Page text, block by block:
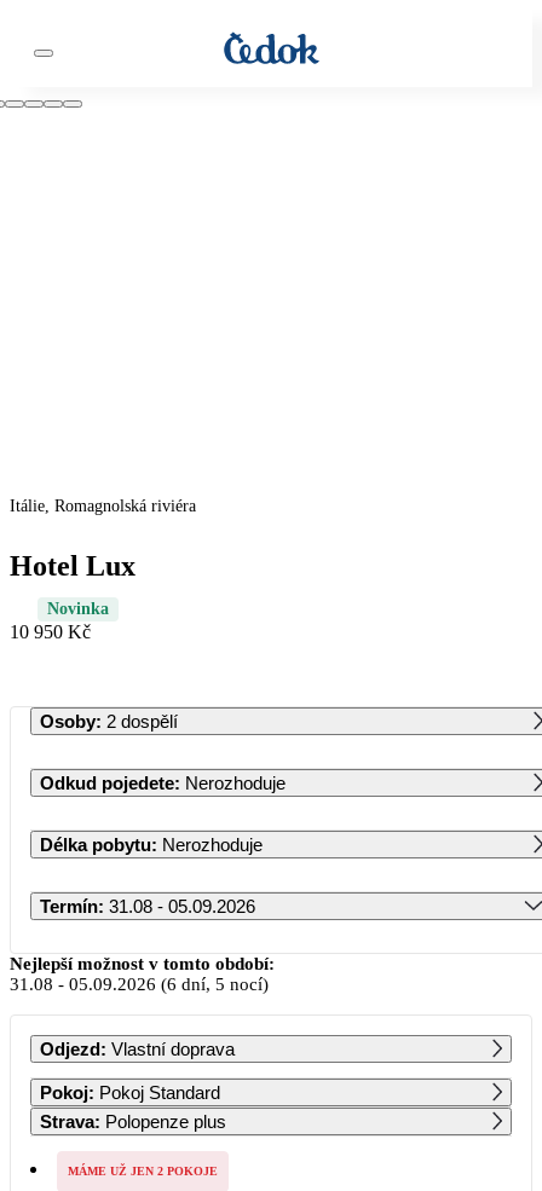
Itálie, Romagnolská riviéra
Hotel Lux
Novinka
10 950 Kč
Osoby: 2 dospělí
Odkud pojedete: Nerozhoduje
Délka pobytu: Nerozhoduje
Termín: 31.08 - 05.09.2026
Srpen 2026
PO ÚT ST ČT PÁ SO NE
1 2
3 4 5 6 7 8 9
Nejlepší možnost v tomto období:
31.08 - 05.09.2026 (6 dní, 5 nocí)
Odjezd: Vlastní doprava
Pokoj: Pokoj Standard
Strava: Polopenze plus
MÁME UŽ JEN 2 POKOJE